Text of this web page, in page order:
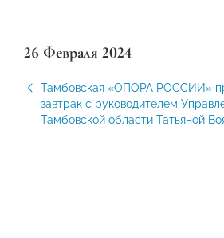
26 Февраля 2024
Тамбовская «ОПОРА РОССИИ»
завтрак с руководителем
Тамбовской области Татьяной